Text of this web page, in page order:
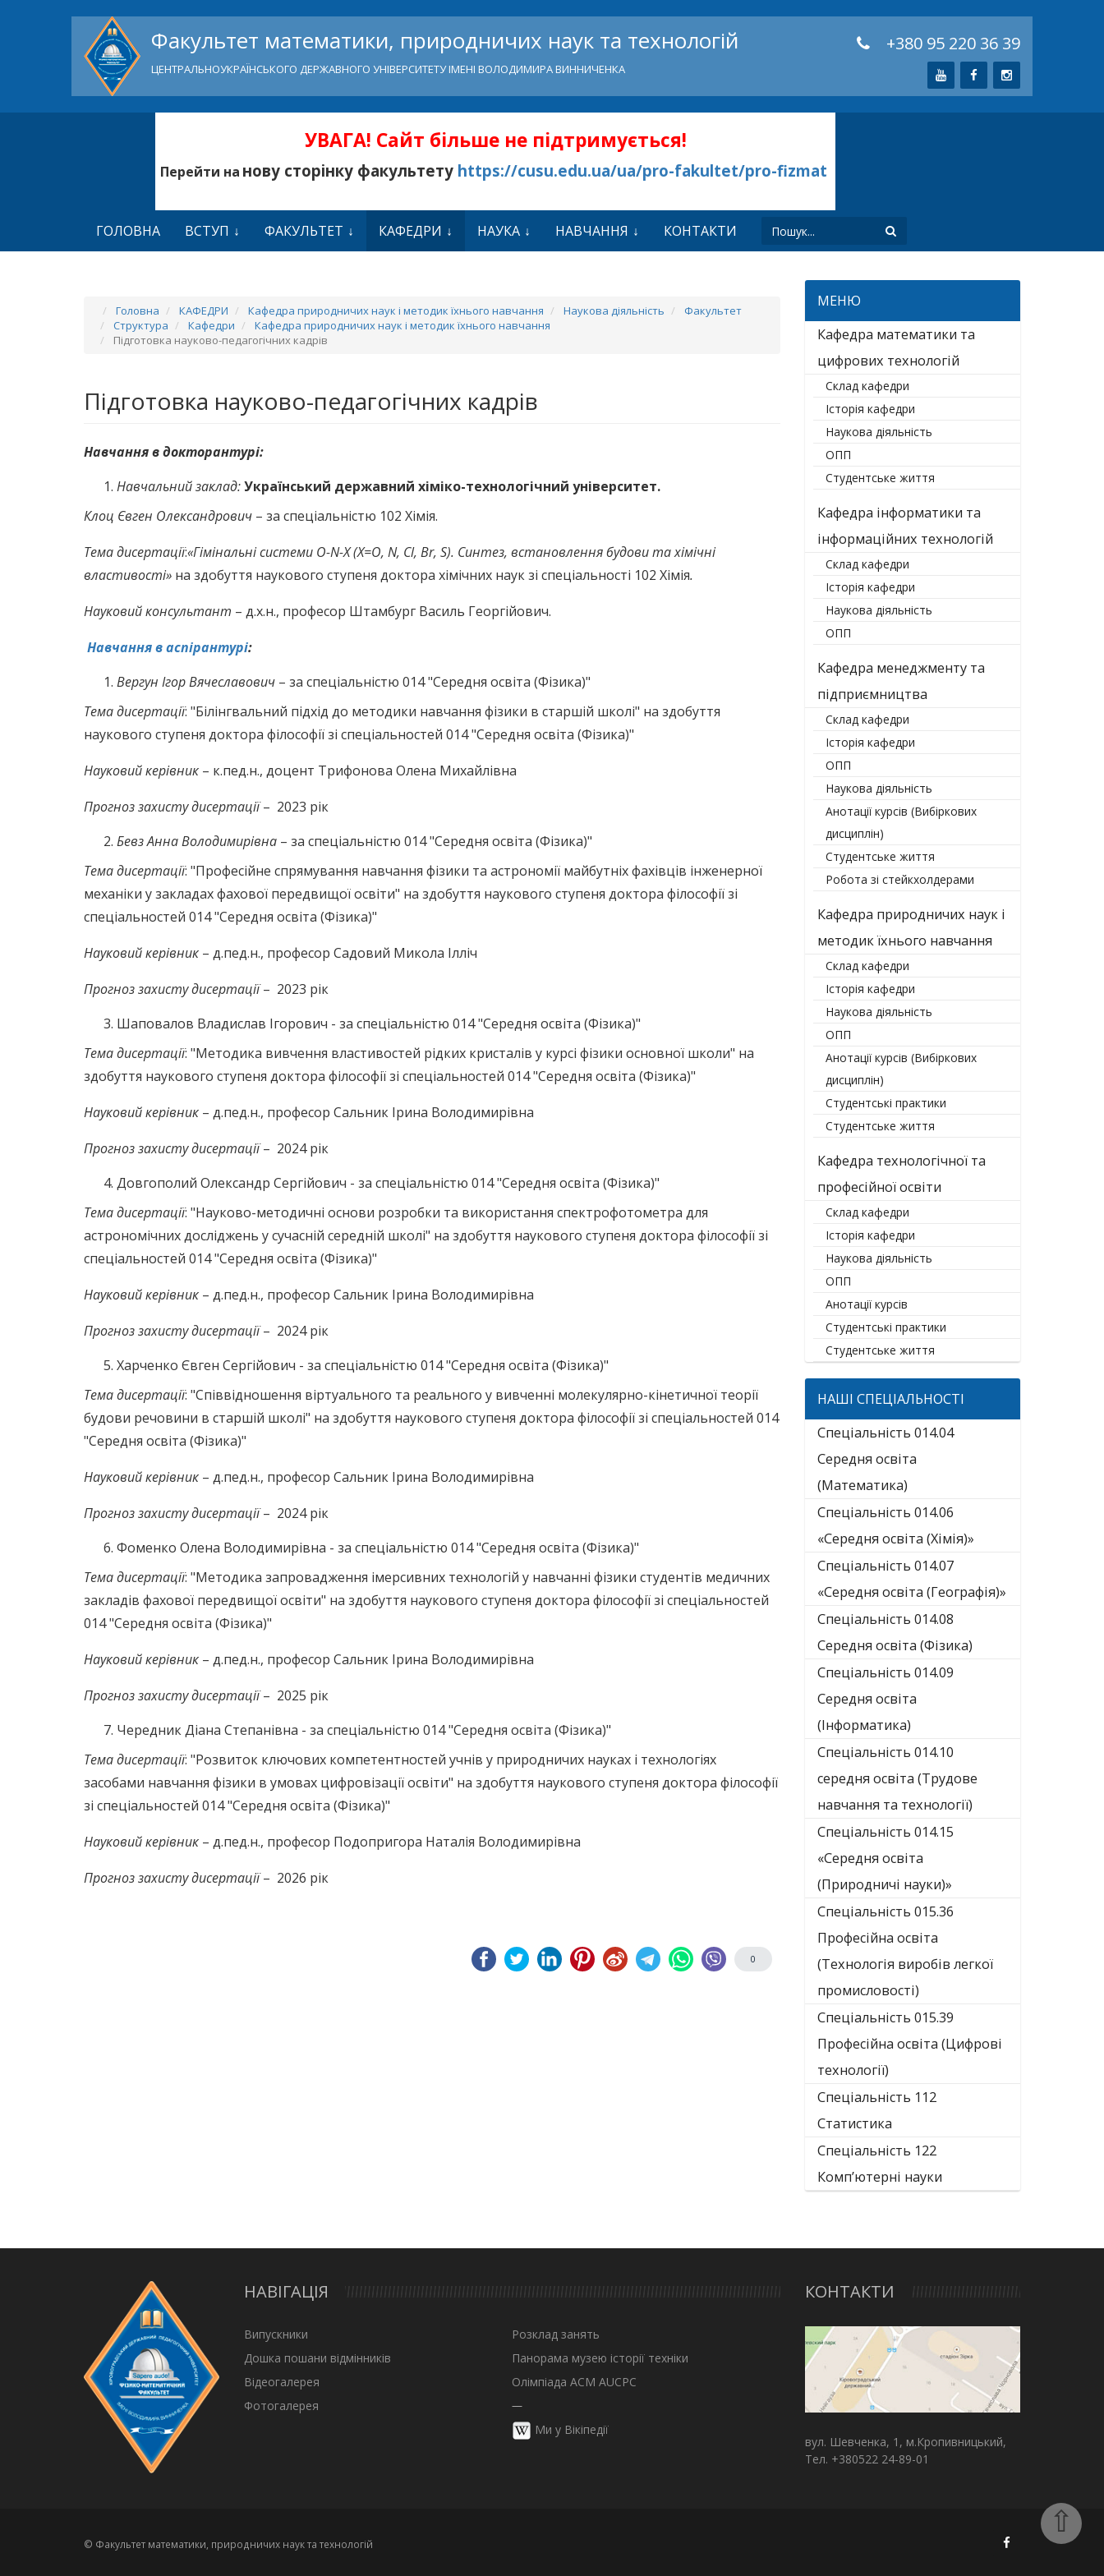
Факультет математики, природничих наук та технологій
ЦЕНТРАЛЬНОУКРАЇНСЬКОГО ДЕРЖАВНОГО УНІВЕРСИТЕТУ ІМЕНІ ВОЛОДИМИРА ВИННИЧЕНКА
+380 95 220 36 39
УВАГА! Сайт більше не підтримується!
Перейти на нову сторінку факультету https://cusu.edu.ua/ua/pro-fakultet/pro-fizmat
ГОЛОВНА ВСТУП ФАКУЛЬТЕТ КАФЕДРИ НАУКА НАВЧАННЯ КОНТАКТИ
Головна КАФЕДРИ Кафедра природничих наук і методик їхнього навчання Наукова діяльність
Факультет
Структура
Кафедри
Кафедра природничих наук і методик їхнього навчання
Підготовка науково-педагогічних кадрів
Підготовка науково-педагогічних кадрів
Навчання в докторантурі:
Навчальний заклад:Український державний хіміко-технологічний університет.
Клоц Євген Олександрович – за спеціальністю 102 Хімія.
Тема дисертації:«Гімінальні системи O-N-X (X=O, N, Cl, Br, S). Синтез, встановлення будови та хімічні
властивості» на здобуття наукового ступеня доктора хімічних наук зі спеціальності 102 Хімія.
Науковий консультант – д.х.н., професор Штамбург Василь Георгійович.
Навчання в аспірантурі:
Вергун Ігор Вячеславович – за спеціальністю 014 "Середня освіта (Фізика)"
Тема дисертації: "Білінгвальний підхід до методики навчання фізики в старшій школі" на здобуття
наукового ступеня доктора філософії зі спеціальностей 014 "Середня освіта (Фізика)"
Науковий керівник – к.пед.н., доцент Трифонова Олена Михайлівна
Прогноз захисту дисертації– 2023 рік
Бевз Анна Володимирівна – за спеціальністю 014 "Середня освіта (Фізика)"
Тема дисертації: "Професійне спрямування навчання фізики та астрономії майбутніх фахівців інженерної
механіки у закладах фахової передвищої освіти" на здобуття наукового ступеня доктора філософії зі
спеціальностей 014 "Середня освіта (Фізика)"
Науковий керівник – д.пед.н., професор Садовий Микола Ілліч
Прогноз захисту дисертації– 2023 рік
Шаповалов Владислав Ігорович - за спеціальністю 014 "Середня освіта (Фізика)"
Тема дисертації: "Методика вивчення властивостей рідких кристалів у курсі фізики основної школи" на
здобуття наукового ступеня доктора філософії зі спеціальностей 014 "Середня освіта (Фізика)"
Науковий керівник – д.пед.н., професор Сальник Ірина Володимирівна
Прогноз захисту дисертації– 2024 рік
Довгополий Олександр Сергійович - за спеціальністю 014 "Середня освіта (Фізика)"
Тема дисертації: "Науково-методичні основи розробки та використання спектрофотометра для
астрономічних досліджень у сучасній середній школі" на здобуття наукового ступеня доктора філософії зі
спеціальностей 014 "Середня освіта (Фізика)"
Науковий керівник – д.пед.н., професор Сальник Ірина Володимирівна
Прогноз захисту дисертації– 2024 рік
Харченко Євген Сергійович - за спеціальністю 014 "Середня освіта (Фізика)"
Тема дисертації: "Співвідношення віртуального та реального у вивченні молекулярно-кінетичної теорії
будови речовини в старшій школі" на здобуття наукового ступеня доктора філософії зі спеціальностей 014
"Середня освіта (Фізика)"
Науковий керівник – д.пед.н., професор Сальник Ірина Володимирівна
Прогноз захисту дисертації– 2024 рік
Фоменко Олена Володимирівна - за спеціальністю 014 "Середня освіта (Фізика)"
Тема дисертації: "Методика запровадження імерсивних технологій у навчанні фізики студентів медичних
закладів фахової передвищої освіти" на здобуття наукового ступеня доктора філософії зі спеціальностей
014 "Середня освіта (Фізика)"
Науковий керівник – д.пед.н., професор Сальник Ірина Володимирівна
Прогноз захисту дисертації– 2025 рік
Чередник Діана Степанівна - за спеціальністю 014 "Середня освіта (Фізика)"
Тема дисертації: "Розвиток ключових компетентностей учнів у природничих науках і технологіях
засобами навчання фізики в умовах цифровізації освіти" на здобуття наукового ступеня доктора філософії
зі спеціальностей 014 "Середня освіта (Фізика)"
Науковий керівник – д.пед.н., професор Подопригора Наталія Володимирівна
Прогноз захисту дисертації– 2026 рік
0
МЕНЮ
Кафедра математики та
цифрових технологій
Склад кафедри
Історія кафедри
Наукова діяльність
ОПП
Студентське життя
Кафедра інформатики та
інформаційних технологій
Склад кафедри
Історія кафедри
Наукова діяльність
ОПП
Кафедра менеджменту та
підприємництва
Склад кафедри
Історія кафедри
ОПП
Наукова діяльність
Анотації курсів (Вибіркових
дисциплін)
Студентське життя
Робота зі стейкхолдерами
Кафедра природничих наук і
методик їхнього навчання
Склад кафедри
Історія кафедри
Наукова діяльність
ОПП
Анотації курсів (Вибіркових
дисциплін)
Студентські практики
Студентське життя
Кафедра технологічної та
професійної освіти
Склад кафедри
Історія кафедри
Наукова діяльність
ОПП
Анотації курсів
Студентські практики
Студентське життя
НАШІ СПЕЦІАЛЬНОСТІ
Спеціальність 014.04
Середня освіта
(Математика)
Спеціальність 014.06
«Середня освіта (Хімія)»
Спеціальність 014.07
«Середня освіта (Географія)»
Спеціальність 014.08
Середня освіта (Фізика)
Спеціальність 014.09
Середня освіта
(Інформатика)
Спеціальність 014.10
середня освіта (Трудове
навчання та технології)
Спеціальність 014.15
«Середня освіта
(Природничі науки)»
Спеціальність 015.36
Професійна освіта
(Технологія виробів легкої
промисловості)
Спеціальність 015.39
Професійна освіта (Цифрові
технології)
Спеціальність 112
Статистика
Спеціальність 122
Комп’ютерні науки
⇧
НАВІГАЦІЯ
Випускники
Дошка пошани відмінників
Відеогалерея
Фотогалерея
Розклад занять
Панорама музею історії техніки
Олімпіада ACM AUCPC
—
Ми у Вікіпедії
КОНТАКТИ
вул. Шевченка, 1, м.Кропивницький,
Тел. +380522 24-89-01
© Факультет математики, природничих наук та технологій